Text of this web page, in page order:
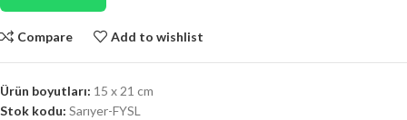
Compare Add to wishlist
Ürün boyutları: 15 x 21 cm
Stok kodu: Sarıyer-FYSL